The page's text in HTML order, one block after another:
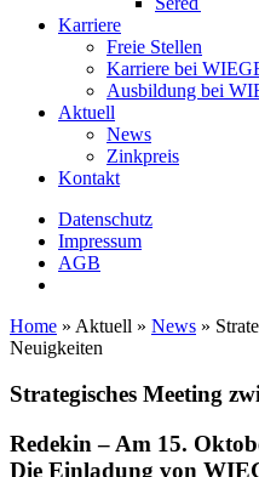
Karriere
Freie Stellen
Karriere bei
Ausbildung bei
Aktuell
News
Zinkpreis
Kontakt
Datenschutz
Impressum
AGB
Home » Aktuell » News »
Neuigkeiten
Strategisches Meeting
Redekin – Am 15.
Die Einladung von